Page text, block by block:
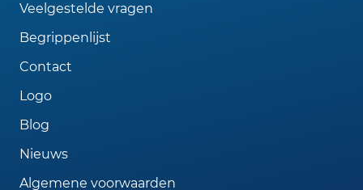
Veelgestelde vragen
Begrippenlijst
Contact
Logo
Blog
Nieuws
Algemene voorwaarden